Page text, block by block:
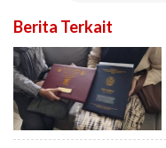
Berita Terkait